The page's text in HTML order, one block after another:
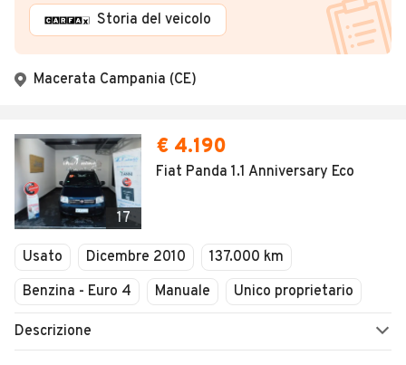
Storia del veicolo
Macerata Campania (CE)
17
€ 4.190
Fiat Panda 1.1 Anniversary Eco
Usato Dicembre 2010
137.000 km
Benzina - Euro 4
Manuale Unico proprietario
Descrizione